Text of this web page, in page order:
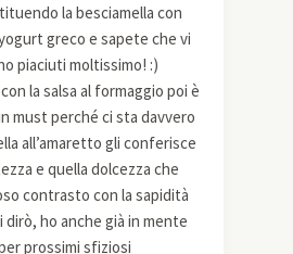
la besciamella con
greco e sapete che vi
piaciuti moltissimo! :)
la salsa al formaggio poi è
must perché ci sta davvero
all’amaretto gli conferisce
e quella dolcezza che
contrasto con la sapidità
ho anche già in mente
prossimi sfiziosi